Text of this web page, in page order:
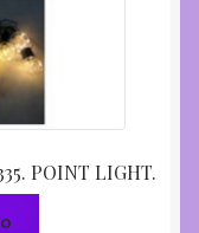
POINT LIGHT.